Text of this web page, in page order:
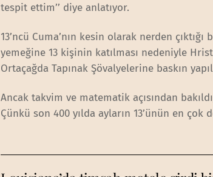
tespit ettim’’ diye anlatıyor.
13’ncü Cuma’nın kesin olarak nerden
yemeğine 13 kişinin katılması nedeniyle
Ortaçağda Tapınak Şövalyelerine baskın
Ancak takvim ve matematik açısından
Çünkü son 400 yılda ayların 13’ünün en